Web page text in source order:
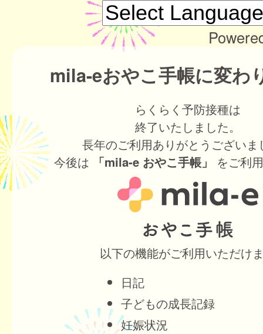
mila-eおやこ手帳に変わ
らくらく予防接種は
終了いたしました。
長年のご利用ありがとうございま
今後は
「mila-e おやこ手帳」 をご利
以下の機能がご利用いただけ
日記
子どもの成長記録
妊娠状況